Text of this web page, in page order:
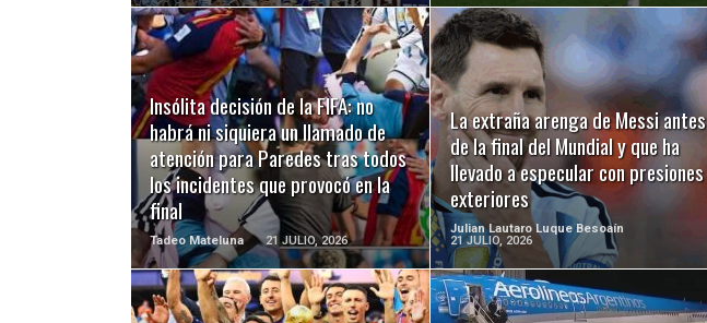
Insólita decisión de la FIFA: no
habrá ni siquiera un llamado de
atención para Paredes tras todos
los incidentes que provocó en la
final
Tadeo Mateluna 21 JULIO, 2026
LEER MÁS
La extraña arenga de Messi antes
de la final del Mundial y que ha
llevado a especular con presiones
exteriores
Julian Lautaro Luque Besoaín
21 JULIO, 2026
LEER MÁS